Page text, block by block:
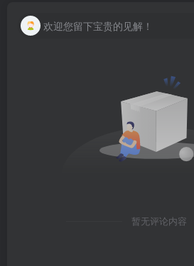
欢迎您留下宝贵的见解！
暂无评论内容